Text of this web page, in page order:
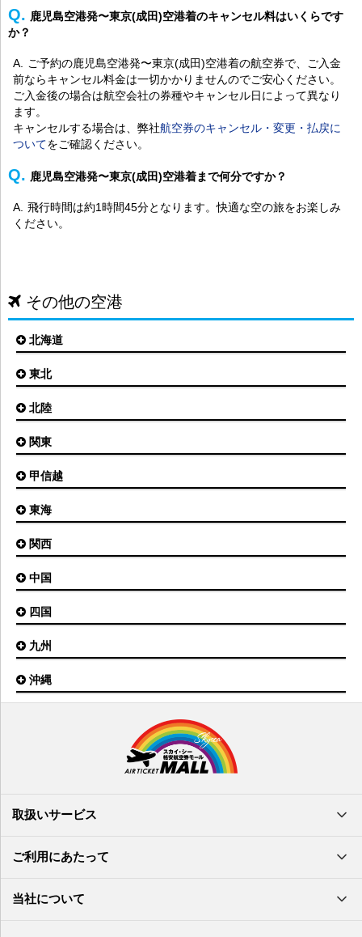
鹿児島空港発〜東京(成田)空港着のキャンセル料はいくらです
か？
ご予約の鹿児島空港発〜東京(成田)空港着の航空券で、ご入金
前ならキャンセル料金は一切かかりませんのでご安心ください。
ご入金後の場合は航空会社の券種やキャンセル日によって異なり
ます。
キャンセルする場合は、弊社航空券のキャンセル・変更・払戻に
ついてをご確認ください。
鹿児島空港発〜東京(成田)空港着まで何分ですか？
飛行時間は約1時間45分となります。快適な空の旅をお楽しみ
ください。
その他の空港
北海道
札幌(新千歳)空港
旭川空港
オホーツク紋別空港
釧路空港
稚内空港
とかち帯広空港
根室中標津空港
奥尻空港
利尻空港
東北
仙台空港
青森空港
三沢空港
福島空港
大館能代空港
庄内空港
山形空港
北陸
小松空港
能登空港
関東
東京(羽田)空港
茨城空港
八丈島空港
甲信越
新潟空港
東海
名古屋(中部)空港
静岡空港
関西
大阪(伊丹)空港
神戸空港
南紀白浜空港
但馬空港
中国
広島空港
山口宇部空港
出雲空港
米子空港
四国
松山空港
徳島空港
九州
福岡空港
鹿児島空港
北九州空港
奄美大島空港
徳之島空港
沖縄
南大東空港
多良間空港
取扱いサービス
ご利用にあたって
当社について